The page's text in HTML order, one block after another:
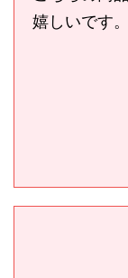
嬉しいです